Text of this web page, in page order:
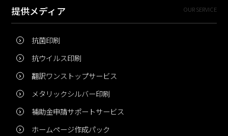
提供メディア OUR SERVICE
抗菌印刷
抗ウイルス印刷
翻訳ワンストップサービス
メタリックシルバー印刷
補助金申請サポートサービス
ホームページ作成パック